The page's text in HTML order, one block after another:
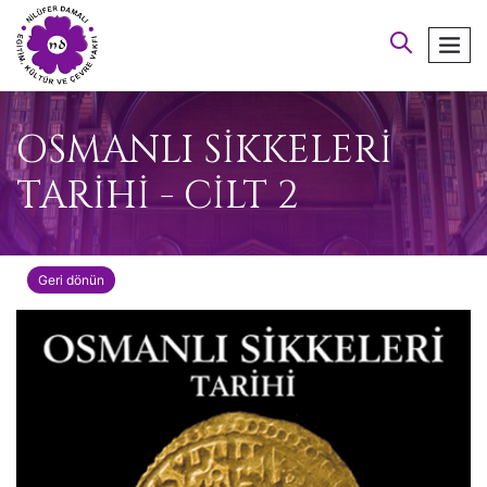
arayın
OSMANLI SİKKELERİ
TARİHİ - CİLT 2
Geri dönün